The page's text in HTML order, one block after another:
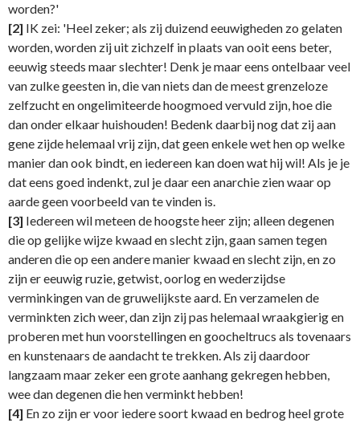
worden?'
[2] IK zei: 'Heel zeker; als zij duizend eeuwigheden zo gelaten
worden, worden zij uit zichzelf in plaats van ooit eens beter,
eeuwig steeds maar slechter! Denk je maar eens ontelbaar veel
van zulke geesten in, die van niets dan de meest grenzeloze
zelfzucht en ongelimiteerde hoogmoed vervuld zijn, hoe die
dan onder elkaar huishouden! Bedenk daarbij nog dat zij aan
gene zijde helemaal vrij zijn, dat geen enkele wet hen op welke
manier dan ook bindt, en iedereen kan doen wat hij wil! Als je je
dat eens goed indenkt, zul je daar een anarchie zien waar op
aarde geen voorbeeld van te vinden is.
[3] Iedereen wil meteen de hoogste heer zijn; alleen degenen
die op gelijke wijze kwaad en slecht zijn, gaan samen tegen
anderen die op een andere manier kwaad en slecht zijn, en zo
zijn er eeuwig ruzie, getwist, oorlog en wederzijdse
verminkingen van de gruwelijkste aard. En verzamelen de
verminkten zich weer, dan zijn zij pas helemaal wraakgierig en
proberen met hun voorstellingen en goocheltrucs als tovenaars
en kunstenaars de aandacht te trekken. Als zij daardoor
langzaam maar zeker een grote aanhang gekregen hebben,
wee dan degenen die hen verminkt hebben!
[4] En zo zijn er voor iedere soort kwaad en bedrog heel grote